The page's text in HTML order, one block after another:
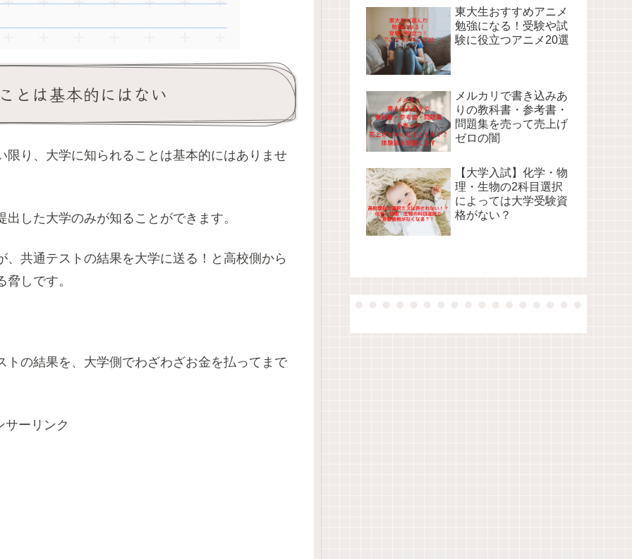
とは基本的にはない
り、大学に知られることは基本的にはありませ
した大学のみが知ることができます。
共通テストの結果を大学に送る！と高校側から
しです。
の結果を、大学側でわざわざお金を払ってまで
サーリンク
東大生おすすめアニメ
勉強になる！受験や試
験に役立つアニメ20選
メルカリで書き込みあ
りの教科書・参考書・
問題集を売って売上げ
ゼロの闇
【大学入試】化学・物
理・生物の2科目選択
によっては大学受験資
格がない？